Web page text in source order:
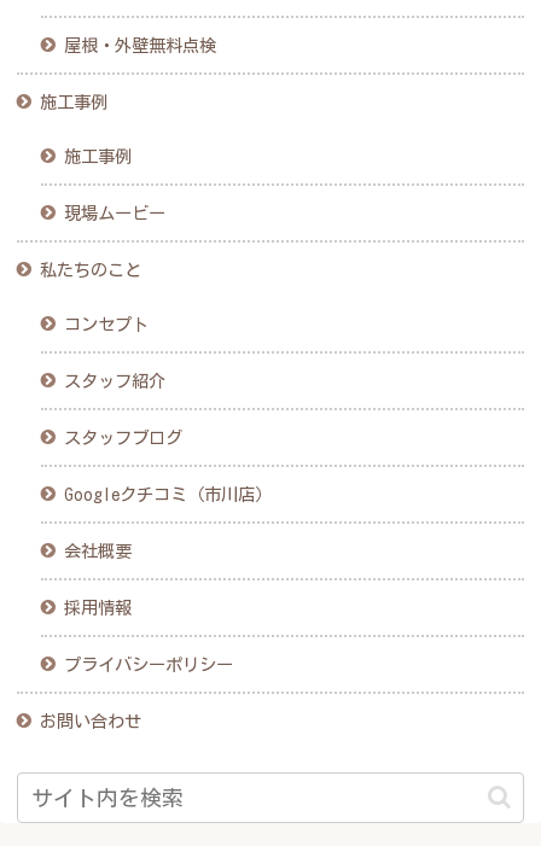
屋根・外壁無料点検
施工事例
施工事例
現場ムービー
私たちのこと
コンセプト
スタッフ紹介
スタッフブログ
Googleクチコミ（市川店）
会社概要
採用情報
プライバシーポリシー
お問い合わせ